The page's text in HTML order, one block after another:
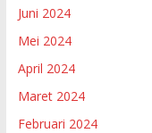
Juni 2024
Mei 2024
April 2024
Maret 2024
Februari 2024